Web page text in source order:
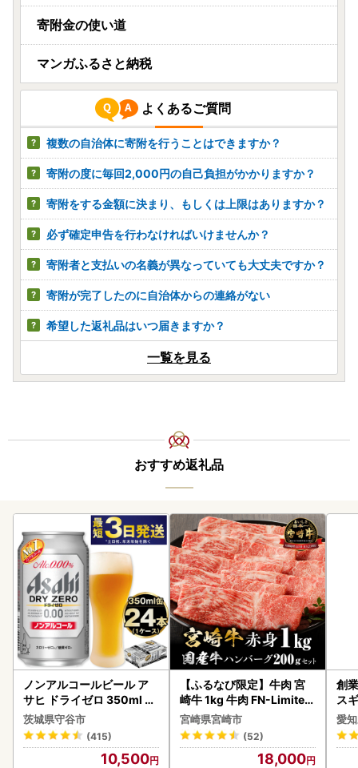
寄附金の使い道
マンガふるさと納税
よくあるご質問
複数の自治体に寄附を行うことはできますか？
寄附の度に毎回2,000円の自己負担がかかりますか？
寄附をする金額に決まり、もしくは上限はありますか？
必ず確定申告を行わなければいけませんか？
寄附者と支払いの名義が異なっていても大丈夫ですか？
寄附が完了したのに自治体からの連絡がない
希望した返礼品はいつ届きますか？
一覧を見る
おすすめ返礼品
ノンアルコールビール ア
サヒ ドライゼロ 350ml 24
本 ノンアル ビール asashi
守谷市
茨城県守谷市
(415)
10,500
【ふるなび限定】牛肉 宮
崎牛 1kg 牛肉 FN-Limited
-VO
宮崎県宮崎市
(52)
18,000
創
ス
み
惣
ン
愛